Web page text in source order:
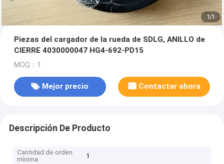
1/1
Piezas del cargador de la rueda de SDLG, ANILLO de
CIERRE 4030000047 HG4-692-PD15
MOQ：1
Mejor precio Contactar ahora
Descripción De Producto
Cantidad de orden
mínima
1